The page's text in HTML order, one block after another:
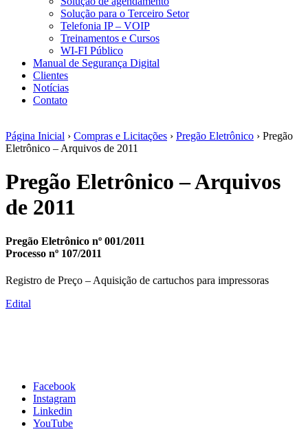
Solução para o Terceiro Setor
Telefonia IP – VOIP
Treinamentos e Cursos
WI-FI Público
Manual de Segurança Digital
Clientes
Notícias
Contato
Página Inicial › Compras e Licitações › Pregão Eletrônico › Pregão
Eletrônico – Arquivos de 2011
Pregão Eletrônico – Arquivos
de 2011
Pregão Eletrônico nº 001/2011
Processo nº 107/2011
Registro de Preço – Aquisição de cartuchos para impressoras
Edital
Facebook
Instagram
Linkedin
YouTube